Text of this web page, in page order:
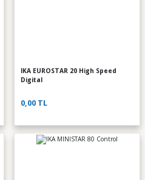
IKA EUROSTAR 20 High Speed
Digital
0,00 TL